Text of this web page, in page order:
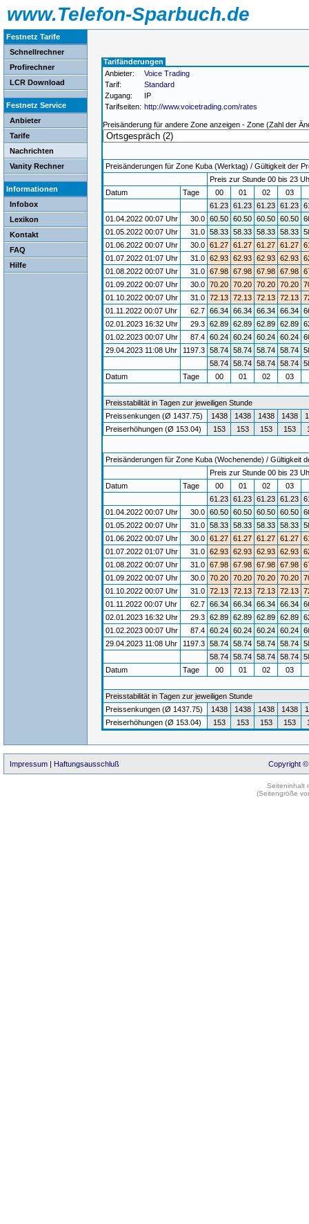
www.Telefon-Sparbuch.de
Festnetz Tarife
Schnellrechner
Profirechner
LCR Download
Festnetz Service
Anbieter
Tarife
Nachrichten
Vanity Rechner
Informationen
Infobox
Lexikon
Kontakt
FAQ
Hilfe
Tarifänderungen
Anbieter:
Voice Trading
Tarif:
Standard
Zugang:
IP
Tarifseiten: http://www.voicetrading.com/rates
Preisänderung für andere Zone anzeigen - Zone (Zahl der
Preisänderungen für Zone Kuba (Werktag) / Gültigkeit der
Preis zur Stunde 00 bis 23
Datum
Tage 00 01 02 03
61.23 61.23 61.23 61.23
01.04.2022 00:07 Uhr
30.0 60.50 60.50 60.50 60.50
01.05.2022 00:07 Uhr
31.0 58.33 58.33 58.33 58.33
01.06.2022 00:07 Uhr
30.0 61.27 61.27 61.27 61.27
01.07.2022 01:07 Uhr
31.0 62.93 62.93 62.93 62.93
01.08.2022 00:07 Uhr
31.0 67.98 67.98 67.98 67.98
01.09.2022 00:07 Uhr
30.0 70.20 70.20 70.20 70.20
01.10.2022 00:07 Uhr
31.0 72.13 72.13 72.13 72.13
01.11.2022 00:07 Uhr
62.7 66.34 66.34 66.34 66.34
02.01.2023 16:32 Uhr
29.3 62.89 62.89 62.89 62.89
01.02.2023 00:07 Uhr
87.4 60.24 60.24 60.24 60.24
29.04.2023 11:08 Uhr
1197.3 58.74 58.74 58.74 58.74
58.74 58.74 58.74 58.74
Datum
Tage 00 01 02 03
Preisstabilität in Tagen zur jeweiligen Stunde
Preissenkungen (Ø 1437.75)
1438 1438 1438 1438
Preiserhöhungen (Ø 153.04)
153 153 153 153
Preisänderungen für Zone Kuba (Wochenende) / Gültigkeit
Preis zur Stunde 00 bis 23
Datum
Tage 00 01 02 03
61.23 61.23 61.23 61.23
01.04.2022 00:07 Uhr
30.0 60.50 60.50 60.50 60.50
01.05.2022 00:07 Uhr
31.0 58.33 58.33 58.33 58.33
01.06.2022 00:07 Uhr
30.0 61.27 61.27 61.27 61.27
01.07.2022 01:07 Uhr
31.0 62.93 62.93 62.93 62.93
01.08.2022 00:07 Uhr
31.0 67.98 67.98 67.98 67.98
01.09.2022 00:07 Uhr
30.0 70.20 70.20 70.20 70.20
01.10.2022 00:07 Uhr
31.0 72.13 72.13 72.13 72.13
01.11.2022 00:07 Uhr
62.7 66.34 66.34 66.34 66.34
02.01.2023 16:32 Uhr
29.3 62.89 62.89 62.89 62.89
01.02.2023 00:07 Uhr
87.4 60.24 60.24 60.24 60.24
29.04.2023 11:08 Uhr
1197.3 58.74 58.74 58.74 58.74
58.74 58.74 58.74 58.74
Datum
Tage 00 01 02 03
Preisstabilität in Tagen zur jeweiligen Stunde
Preissenkungen (Ø 1437.75)
1438 1438 1438 1438
Preiserhöhungen (Ø 153.04)
153 153 153 153
Impressum | Haftungsausschluß Copyright ©
Seiteninhalt
(Seitengröße